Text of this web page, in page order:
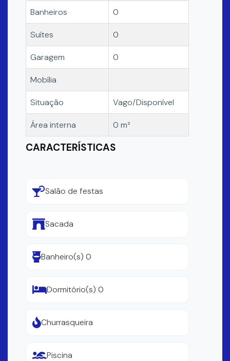
Banheiros 0
Suítes 0
Garagem 0
Mobília
Situação Vago/Disponível
Área interna 0 m²
CARACTERÍSTICAS
Salão de festas
Sacada
Banheiro(s) 0
Dormitório(s) 0
Churrasqueira
Piscina